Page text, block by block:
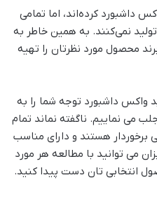
داشبورد کرده‌اند، اما تمامی
نمی‌کنند. به همین خاطر به
محصول مورد نظرتان را تهیه
واکس داشبورد توجه شما را به
می نماییم. ناگفته نماند تمام
هستند و دارای مناسب
می توانید با مطالعه هر مورد
انتخابی تان دست پیدا کنید.